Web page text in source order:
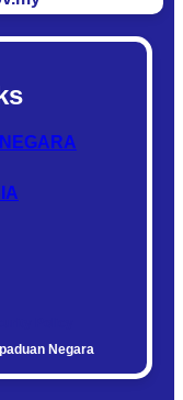
Negara